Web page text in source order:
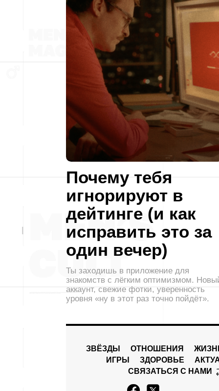
Почему тебя
игнорируют в
дейтинге (и как
исправить это за
один вечер)
Ты заходишь в приложение для
знакомств с лёгким оптимизмом.
аккаунт, свежие фотки, уверенность
уровня «ну в этот раз точно пойдёт».
ЗВЁЗДЫ ОТНОШЕНИЯ
ИГРЫ
ЗДОРОВЬЕ
СВЯЗАТЬСЯ С НАМИ